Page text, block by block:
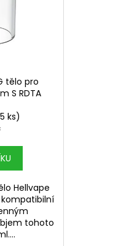
tělo pro
S RDTA
ks)
Hellvape
kompatibilní
tohoto